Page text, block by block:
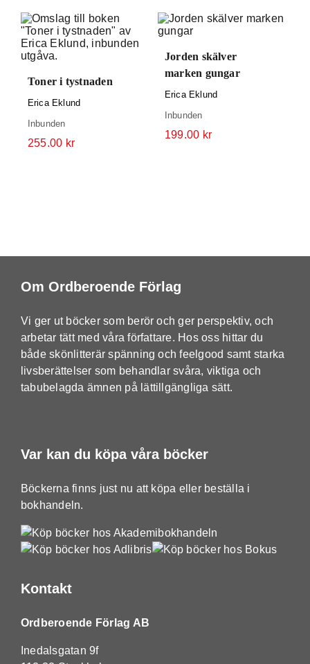
Toner i tystnaden
Erica Eklund
Inbunden
255.00 kr
Jorden skälver
marken gungar
Erica Eklund
Inbunden
199.00 kr
Om Ordberoende Förlag
Vi ger ut böcker som berör och ger perspektiv, och
arbetar tätt med våra författare. Hos oss hittar du
både skönlitterär spänning och feelgood samt starka
livsberättelser som behandlar svåra, viktiga och
tabubelagda ämnen på lättillgängliga sätt.
Var kan du köpa våra böcker
Böckerna finns just nu att köpa eller beställa i
bokhandeln.
Kontakt
Ordberoende Förlag AB
Inedalsgatan 9f